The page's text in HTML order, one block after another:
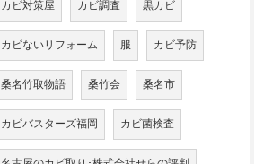
カビ対策屋 カビ調査 黒カビ
カビないリフォーム 服 カビ予防
桑名竹取物語 桑竹会 桑名市
カビバスターズ福岡 カビ菌検査